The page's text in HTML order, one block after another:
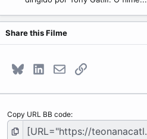
Share this Filme
BlueskyLinkedInE-mailLink
Copy URL BB code